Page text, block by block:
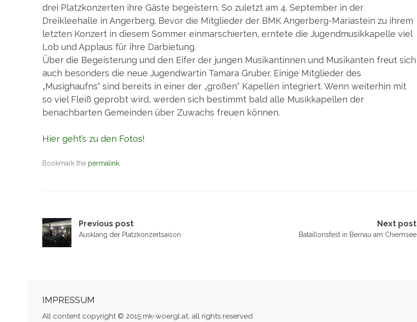
drei Platzkonzerten ihre Gäste begeistern. So zuletzt am 4. September in der
Dreikleehalle in Angerberg. Bevor die Mitglieder der BMK Angerberg-Mariastein zu ihrem
letzten Konzert in diesem Sommer einmarschierten, erntete die Jugendmusikkapelle viel
Lob und Applaus für ihre Darbietung.
Über die Begeisterung und den Eifer der jungen Musikantinnen und Musikanten freut sich
auch besonders die neue Jugendwartin Tamara Gruber. Einige Mitglieder des
„Musighaufns“ sind bereits in einer der „großen“ Kapellen integriert. Wenn weiterhin mit
so viel Fleiß geprobt wird, werden sich bestimmt bald alle Musikkapellen der
benachbarten Gemeinden über Zuwachs freuen können.
Hier geht’s zu den Fotos!
Bookmark the permalink
Post
navigation
Previous post
Ausklang der Platzkonzertsaison
Next post
Bataillonsfest in Bernau am Chiemsee
IMPRESSUM
All content copyright © 2015 mk-woergl.at, all rights reserved